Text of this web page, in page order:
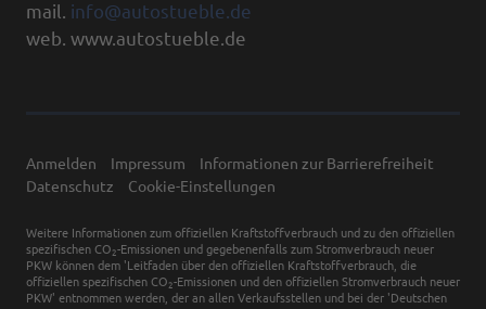
mail. info@autostueble.de
web. www.autostueble.de
Anmelden Impressum
Informationen zur Barrierefreiheit
Datenschutz
Cookie-Einstellungen
Weitere Informationen zum offiziellen Kraftstoffverbrauch und zu den offiziellen
spezifischen CO 2-Emissionen und gegebenenfalls zum Stromverbrauch neuer
PKW können dem 'Leitfaden über den offiziellen Kraftstoffverbrauch, die
offiziellen spezifischen CO 2-Emissionen und den offiziellen Stromverbrauch neuer
PKW' entnommen werden, der an allen Verkaufsstellen und bei der 'Deutschen